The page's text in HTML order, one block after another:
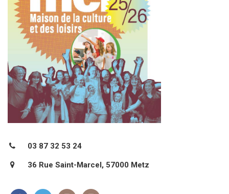
03 87 32 53 24
36 Rue Saint-Marcel, 57000 Metz